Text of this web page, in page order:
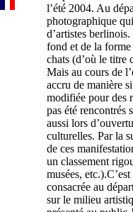
l’été 2004. Au
photographique
d’artistes
fond et de la forme
chats (d’où le titre
Mais au cours de
accru de manière
modifiée pour des
pas été rencontrés
aussi lors
culturelles. Par la
de ces
un classement
musées,
consacrée au
sur le milieu